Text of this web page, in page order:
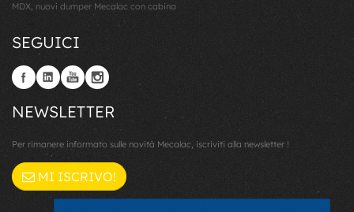
MDX, nuovi dumper Mecalac con cabina
SEGUICI
NEWSLETTER
Per rimanere informato sulle novità Mecalac, iscriviti alla newsletter !
MI ISCRIVO!